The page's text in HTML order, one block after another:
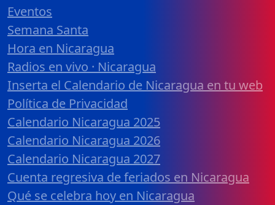
Eventos
Semana Santa
Hora en Nicaragua
Radios en vivo · Nicaragua
Inserta el Calendario de Nicaragua en tu web
Política de Privacidad
Calendario Nicaragua 2025
Calendario Nicaragua 2026
Calendario Nicaragua 2027
Cuenta regresiva de feriados en Nicaragua
Qué se celebra hoy en Nicaragua